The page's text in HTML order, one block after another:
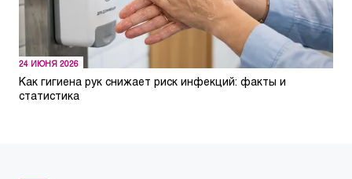
24 ИЮНЯ 2026
Как гигиена рук снижает риск инфекций: факты и
статистика